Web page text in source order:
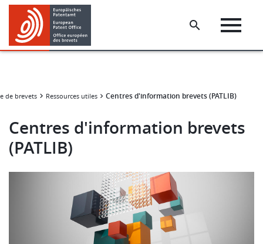
Skip
main
content
Skip
footer
de brevets Ressources utiles Centres d'information brevets (PATLIB)
Centres d'information brevets
(PATLIB)